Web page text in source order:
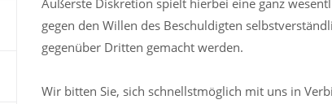
Äußerste Diskretion spielt hierbei eine ganz
gegen den Willen des Beschuldigten
gegenüber Dritten gemacht werden.
Wir bitten Sie, sich schnellstmöglich mit uns in